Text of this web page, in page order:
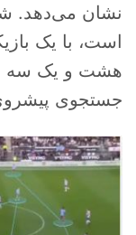
است، با یک
هشت و یک سه
جستجوی